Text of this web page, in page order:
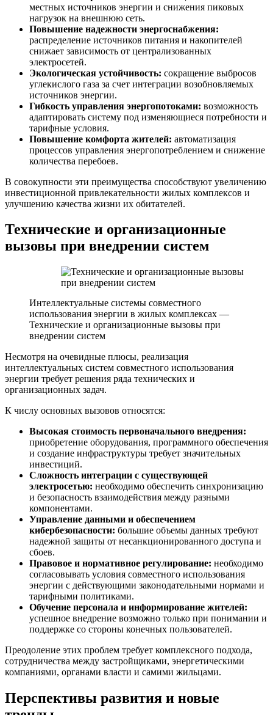
местных источников энергии и снижения пиковых
нагрузок на внешнюю сеть.
Повышение надежности энергоснабжения:
распределение источников питания и накопителей
снижает зависимость от централизованных
электросетей.
Экологическая устойчивость: сокращение выбросов
углекислого газа за счет интеграции возобновляемых
источников энергии.
Гибкость управления энергопотоками: возможность
адаптировать систему под изменяющиеся потребности и
тарифные условия.
Повышение комфорта жителей: автоматизация
процессов управления энергопотреблением и снижение
количества перебоев.
В совокупности эти преимущества способствуют увеличению
инвестиционной привлекательности жилых комплексов и
улучшению качества жизни их обитателей.
Технические и организационные
вызовы при внедрении систем
Интеллектуальные системы совместного
использования энергии в жилых комплексах —
Технические и организационные вызовы при
внедрении систем
Несмотря на очевидные плюсы, реализация
интеллектуальных систем совместного использования
энергии требует решения ряда технических и
организационных задач.
К числу основных вызовов относятся:
Высокая стоимость первоначального внедрения:
приобретение оборудования, программного обеспечения
и создание инфраструктуры требует значительных
инвестиций.
Сложность интеграции с существующей
электросетью: необходимо обеспечить синхронизацию
и безопасность взаимодействия между разными
компонентами.
Управление данными и обеспечением
кибербезопасности: большие объемы данных требуют
надежной защиты от несанкционированного доступа и
сбоев.
Правовое и нормативное регулирование: необходимо
согласовывать условия совместного использования
энергии с действующими законодательными нормами и
тарифными политиками.
Обучение персонала и информирование жителей:
успешное внедрение возможно только при понимании и
поддержке со стороны конечных пользователей.
Преодоление этих проблем требует комплексного подхода,
сотрудничества между застройщиками, энергетическими
компаниями, органами власти и самими жильцами.
Перспективы развития и новые